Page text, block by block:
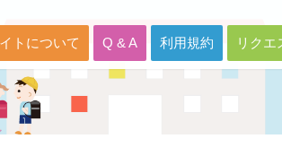
トについて Q & A 利用規約 リクエ